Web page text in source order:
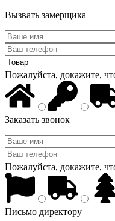
Вызвать замерщика
Пожалуйста, докажите,
Заказать звонок
Пожалуйста, докажите,
Письмо директору